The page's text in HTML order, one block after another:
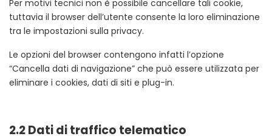
Per motivi tecnici non è possibile cancellare tali cookie,
tuttavia il browser dell’utente consente la loro eliminazione
tra le impostazioni sulla privacy.
Le opzioni del browser contengono infatti l’opzione
“Cancella dati di navigazione” che può essere utilizzata per
eliminare i cookies, dati di siti e plug-in.
2.2 Dati di traffico telematico